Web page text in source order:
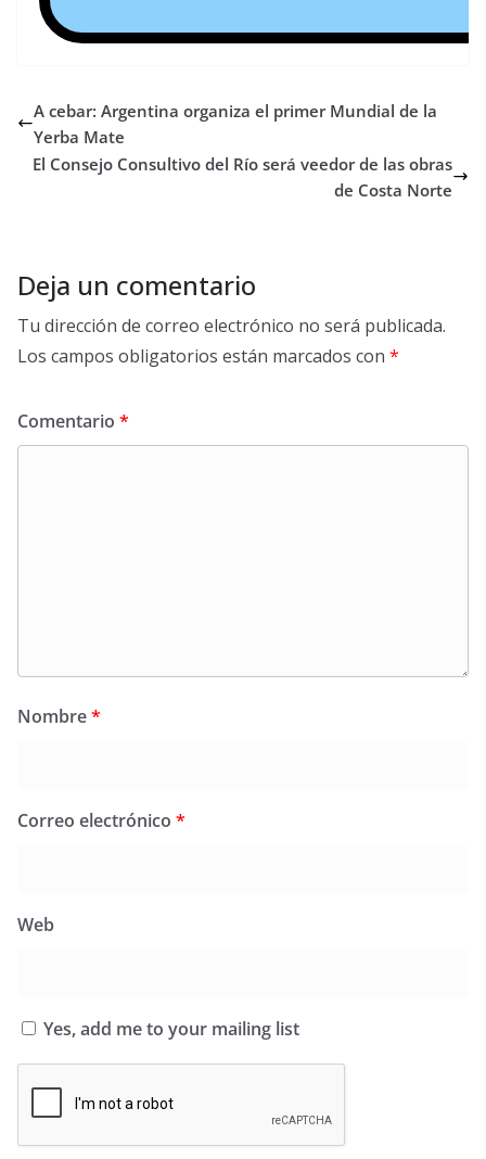
A cebar: Argentina organiza el primer Mundial de la
Yerba Mate
El Consejo Consultivo del Río será veedor de las obras
de Costa Norte
Deja un comentario
Tu dirección de correo electrónico no será publicada.
Los campos obligatorios están marcados con *
Comentario *
Nombre*
Correo electrónico *
Web
Yes, add me to your mailing list